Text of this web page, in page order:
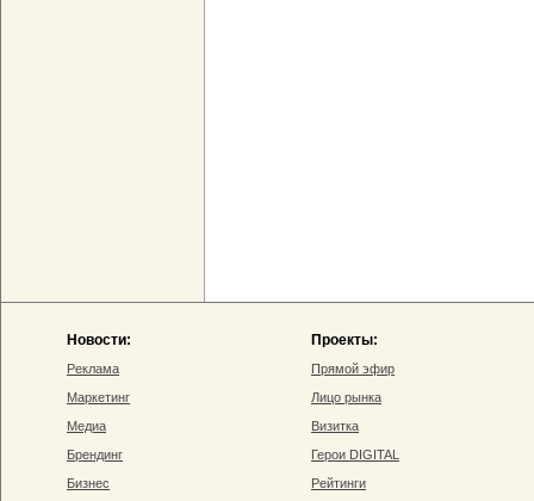
Новости:
Реклама
Маркетинг
Медиа
Брендинг
Бизнес
Проекты:
Прямой эфир
Лицо рынка
Визитка
Герои DIGITAL
Рейтинги